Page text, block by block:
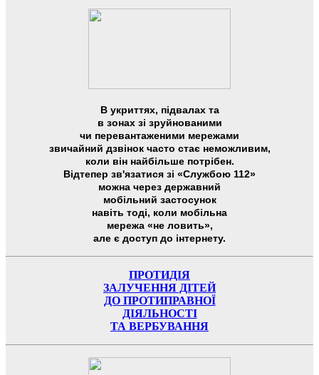
В укриттях, підвалах та
в зонах зі зруйнованими
чи перевантаженими мережами
звичайний дзвінок часто стає неможливим,
коли він найбільше потрібен.
Відтепер зв'язатися зі «Службою 112»
можна через державний
мобільний застосунок
навіть тоді, коли мобільна
мережа «не ловить»,
але є доступ до інтернету.
ПРОТИДІЯ
ЗАЛУЧЕННЯ ДІТЕЙ
ДО ПРОТИПРАВНОЇ
ДІЯЛЬНОСТІ
ТА ВЕРБУВАННЯ